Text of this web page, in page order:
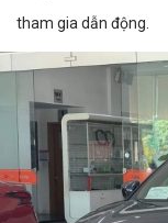
tham gia dẫn động.